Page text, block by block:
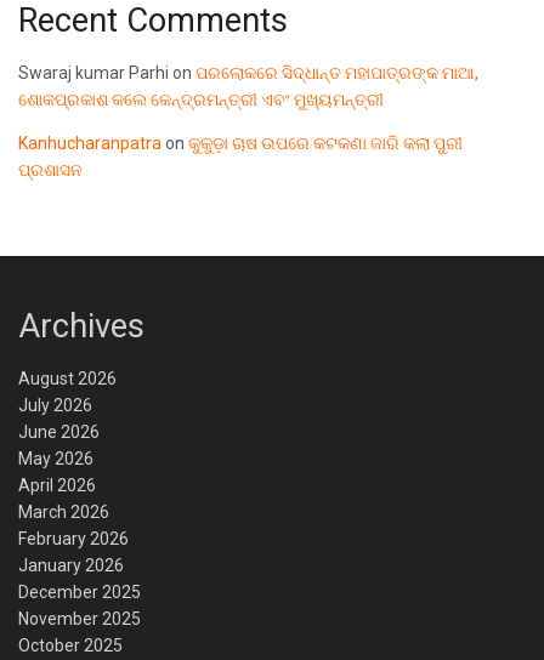
Recent Comments
Swaraj kumar Parhi on ପରଲୋକରେ ସିଦ୍ଧାନ୍ତ ମହାପାତ୍ରଙ୍କ ମାଆ,
ଶୋକପ୍ରକାଶ କଲେ କେନ୍ଦ୍ରମନ୍ତ୍ରୀ ଏବଂ ମୁଖ୍ୟମନ୍ତ୍ରୀ
Kanhucharanpatra on କୁକୁଡ଼ା ଚାଷ ଉପରେ କଟକଣା ଜାରି କଲା ପୁରୀ
ପ୍ରଶାସନ
Archives
August 2026
July 2026
June 2026
May 2026
April 2026
March 2026
February 2026
January 2026
December 2025
November 2025
October 2025